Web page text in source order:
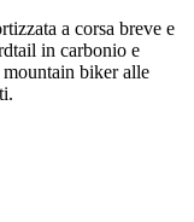
a corsa breve e
in carbonio e
biker alle